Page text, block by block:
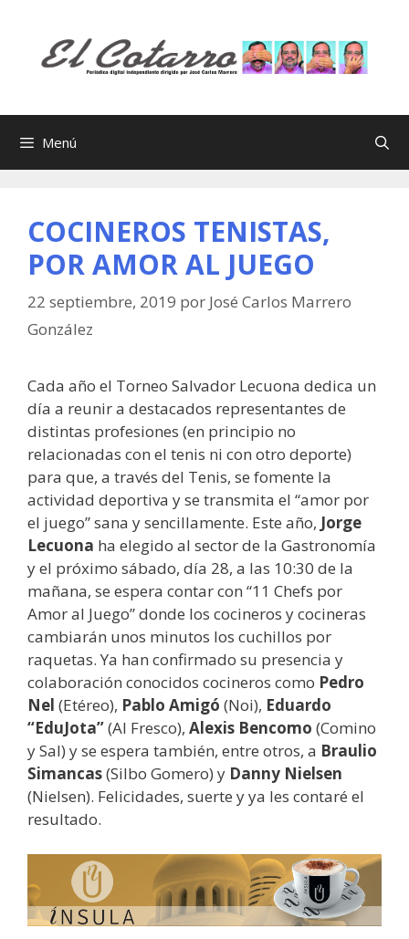
contenido
Menú
COCINEROS TENISTAS,
POR AMOR AL JUEGO
22 septiembre, 2019 por José Carlos Marrero
González
Cada año el Torneo Salvador Lecuona dedica un
día a reunir a destacados representantes de
distintas profesiones (en principio no
relacionadas con el tenis ni con otro deporte)
para que, a través del Tenis, se fomente la
actividad deportiva y se transmita el “amor por
el juego” sana y sencillamente. Este año, Jorge
Lecuona ha elegido al sector de la Gastronomía
y el próximo sábado, día 28, a las 10:30 de la
mañana, se espera contar con “11 Chefs por
Amor al Juego” donde los cocineros y cocineras
cambiarán unos minutos los cuchillos por
raquetas. Ya han confirmado su presencia y
colaboración conocidos cocineros como Pedro
Nel (Etéreo), Pablo Amigó (Noi), Eduardo
“EduJota”(Al Fresco), Alexis Bencomo (Comino
y Sal) y se espera también, entre otros, a Braulio
Simancas(Silbo Gomero) y Danny Nielsen
(Nielsen). Felicidades, suerte y ya les contaré el
resultado.